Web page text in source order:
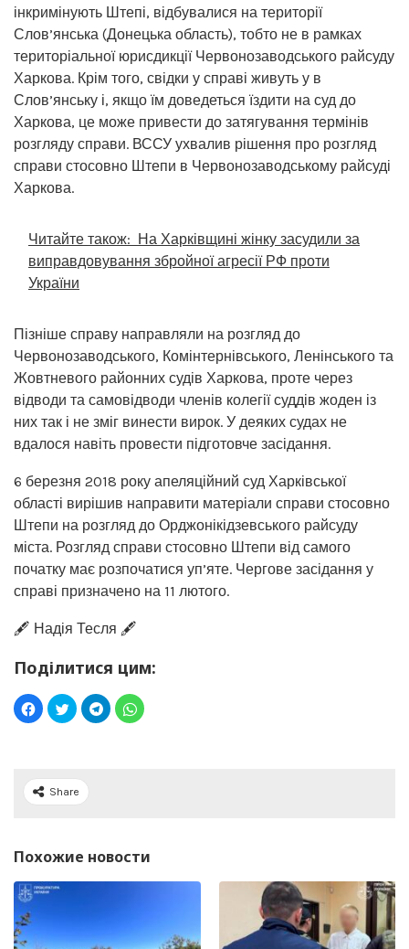
інкримінують Штепі, відбувалися на території
Слов’янська (Донецька область), тобто не в рамках
територіальної юрисдикції Червонозаводського райсуду
Харкова. Крім того, свідки у справі живуть у в
Слов’янську і, якщо їм доведеться їздити на суд до
Харкова, це може привести до затягування термінів
розгляду справи. ВССУ ухвалив рішення про розгляд
справи стосовно Штепи в Червонозаводському райсуді
Харкова.
Читайте також: На Харківщині жінку засудили за
виправдовування збройної агресії РФ проти
України
Пізніше справу направляли на розгляд до
Червонозаводського, Комінтернівського, Ленінського та
Жовтневого районних судів Харкова, проте через
відводи та самовідводи членів колегії суддів жоден із
них так і не зміг винести вирок. У деяких судах не
вдалося навіть провести підготовче засідання.
6 березня 2018 року апеляційний суд Харківської
області вирішив направити матеріали справи стосовно
Штепи на розгляд до Орджонікідзевського райсуду
міста. Розгляд справи стосовно Штепи від самого
початку має розпочатися уп’яте. Чергове засідання у
справі призначено на 11 лютого.
🖋️ Надія Тесля 🖋️
Поділитися цим:
Share
Похожие новости